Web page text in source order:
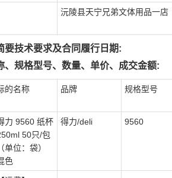
沅陵县天宁兄弟文体用品一店
要技术要求及合同履行日期:
、规格型号、数量、单价、成交金额:
的名称 品牌 规格型号
力 9560 纸杯
50只/包
（单位：袋）
色
得力/deli 9560